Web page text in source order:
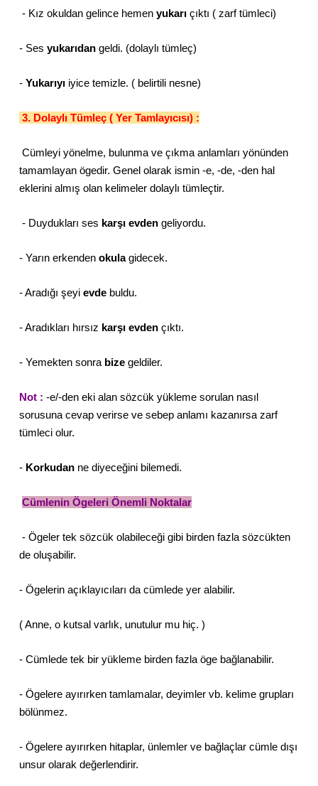
- Kız okuldan gelince hemen yukarı çıktı ( zarf tümleci)
- Ses yukarıdan geldi. (dolaylı tümleç)
- Yukarıyı iyice temizle. ( belirtili nesne)
3. Dolaylı Tümleç ( Yer Tamlayıcısı) :
Cümleyi yönelme, bulunma ve çıkma anlamları yönünden
tamamlayan ögedir. Genel olarak ismin -e, -de, -den hal
eklerini almış olan kelimeler dolaylı tümleçtir.
- Duydukları ses karşı evden geliyordu.
- Yarın erkenden okulagidecek.
- Aradığı şeyi evde buldu.
- Aradıkları hırsız karşı evden çıktı.
- Yemekten sonra bize geldiler.
Not : -e/-den eki alan sözcük yükleme sorulan nasıl
sorusuna cevap verirse ve sebep anlamı kazanırsa zarf
tümleci olur.
- Korkudan ne diyeceğini bilemedi.
Cümlenin Ögeleri Önemli Noktalar
- Ögeler tek sözcük olabileceği gibi birden fazla sözcükten
de oluşabilir.
- Ögelerin açıklayıcıları da cümlede yer alabilir.
( Anne, o kutsal varlık, unutulur mu hiç. )
- Cümlede tek bir yükleme birden fazla öge bağlanabilir.
- Ögelere ayırırken tamlamalar, deyimler vb. kelime grupları
bölünmez.
- Ögelere ayırırken hitaplar, ünlemler ve bağlaçlar cümle dışı
unsur olarak değerlendirir.